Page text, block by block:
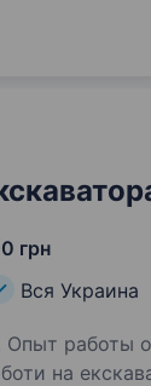
на
грн
Вся Украина
Опыт работы